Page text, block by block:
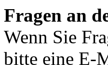
Fragen an
Wenn Sie
bitte eine E-